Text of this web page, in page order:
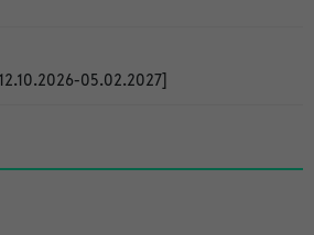
05.02.2027]